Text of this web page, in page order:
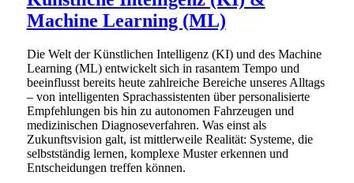
Machine Learning (ML)
Die Welt der Künstlichen Intelligenz (KI) und des Machine
Learning (ML) entwickelt sich in rasantem Tempo und
beeinflusst bereits heute zahlreiche Bereiche unseres Alltags
– von intelligenten Sprachassistenten über personalisierte
Empfehlungen bis hin zu autonomen Fahrzeugen und
medizinischen Diagnoseverfahren. Was einst als
Zukunftsvision galt, ist mittlerweile Realität: Systeme, die
selbstständig lernen, komplexe Muster erkennen und
Entscheidungen treffen können.